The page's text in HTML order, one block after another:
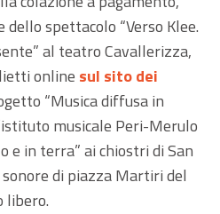
spettacolo “Verso Klee.
al teatro Cavallerizza,
online sul sito dei
“Musica diffusa in
musicale Peri-Merulo
e in terra” ai chiostri di San
di piazza Martiri del
libero.